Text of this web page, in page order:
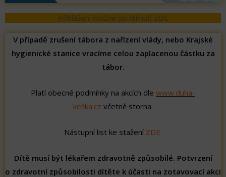
Přihlášení možné po kliknutí ZDE
V případě zrušení tábora z nařízení vlády, nebo Krajské
hygienické stanice vracíme celou zaplacenou částku za
tábor.
Platí obecné podmínky na akcích dle www.duha-
keška.cz včetně storna.
Nástupní list ke stažení ZDE.
Dítě musí být lékařem zdravotně způsobilé. Potvrzení
o zdravotní způsobilosti dítěte k účasti na zotavovací akci